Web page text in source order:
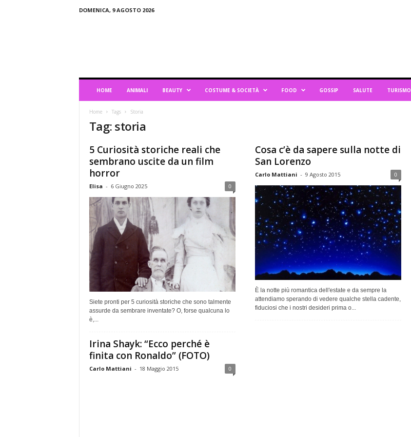
DOMENICA, 9 AGOSTO 2026
HOME ANIMALI BEAUTY COSTUME & SOCIETÀ FOOD GOSSIP SALUTE TURISMO
Home Tags Storia
Tag: storia
5 Curiosità storiche reali che
sembrano uscite da un film
horror
Elisa - 6 Giugno 2025 0
Siete pronti per 5 curiosità storiche che sono talmente
assurde da sembrare inventate? O, forse qualcuna lo
è,...
Cosa c’è da sapere sulla notte di
San Lorenzo
Carlo Mattiani - 9 Agosto 2015 0
È la notte più romantica dell'estate e da sempre la
attendiamo sperando di vedere qualche stella cadente,
fiduciosi che i nostri desideri prima o...
Irina Shayk: “Ecco perché è
finita con Ronaldo” (FOTO)
Carlo Mattiani - 18 Maggio 2015 0